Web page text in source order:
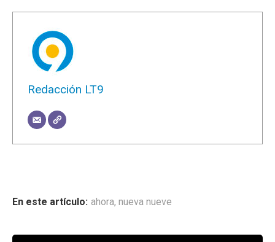
Redacción LT9
ahora, nueva nueve